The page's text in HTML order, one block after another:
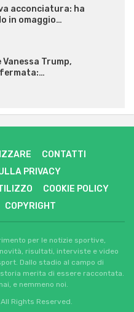
acconciatura: ha
in omaggio…
Vanessa Trump,
CONTATTI
PRIVACY
COOKIE POLICY
COPYRIGHT
per le notizie sportive,
risultati, interviste e video
Dallo stadio al campo di
merita di essere raccontata.
e nemmeno noi.
Rights Reserved.